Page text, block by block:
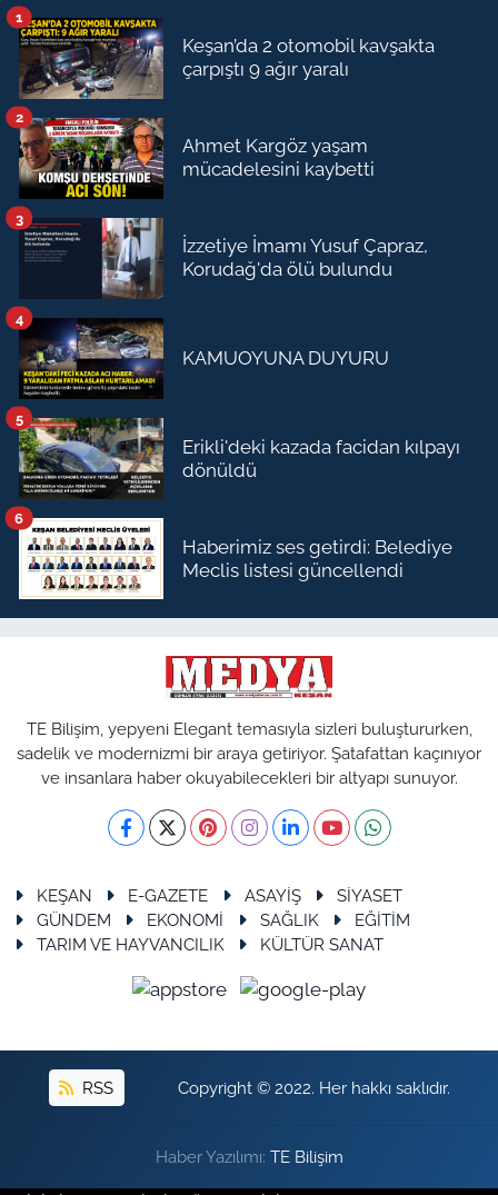
Keşan’da 2 otomobil kavşakta
çarpıştı 9 ağır yaralı
1
Ahmet Kargöz yaşam
mücadelesini kaybetti
2
İzzetiye İmamı Yusuf Çapraz,
Korudağ'da ölü bulundu
3
KAMUOYUNA DUYURU
4
Erikli'deki kazada facidan kılpayı
dönüldü
5
Haberimiz ses getirdi: Belediye
Meclis listesi güncellendi
6
TE Bilişim, yepyeni Elegant temasıyla sizleri buluştururken,
sadelik ve modernizmi bir araya getiriyor. Şatafattan kaçınıyor
ve insanlara haber okuyabilecekleri bir altyapı sunuyor.
KEŞAN E-GAZETE ASAYİŞ
SİYASET
GÜNDEM
EKONOMİ SAĞLIK
EĞİTİM
TARIM VE HAYVANCILIK
KÜLTÜR SANAT
RSS Copyright © 2022. Her hakkı saklıdır.
Haber Yazılımı: TE Bilişim